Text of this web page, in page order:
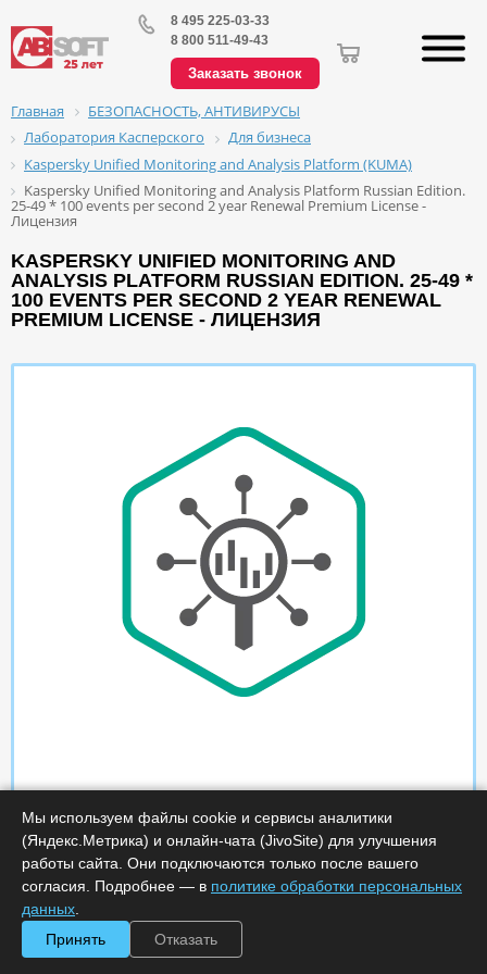
8 495 225-03-33
8 800 511-49-43
Заказать звонок
Главная
БЕЗОПАСНОСТЬ, АНТИВИРУСЫ
Лаборатория Касперского
Для бизнеса
Kaspersky Unified Monitoring and Analysis Platform (KUMA)
Kaspersky Unified Monitoring and Analysis Platform Russian Edition.
25-49 * 100 events per second 2 year Renewal Premium License -
Лицензия
KASPERSKY UNIFIED MONITORING AND
ANALYSIS PLATFORM RUSSIAN EDITION. 25-49 *
100 EVENTS PER SECOND 2 YEAR RENEWAL
PREMIUM LICENSE - ЛИЦЕНЗИЯ
Характеристики
Мы используем файлы cookie и сервисы аналитики
(Яндекс.Метрика) и онлайн-чата (JivoSite) для улучшения
работы сайта. Они подключаются только после вашего
согласия. Подробнее — в политике обработки персональных
данных
Принять
Отказать